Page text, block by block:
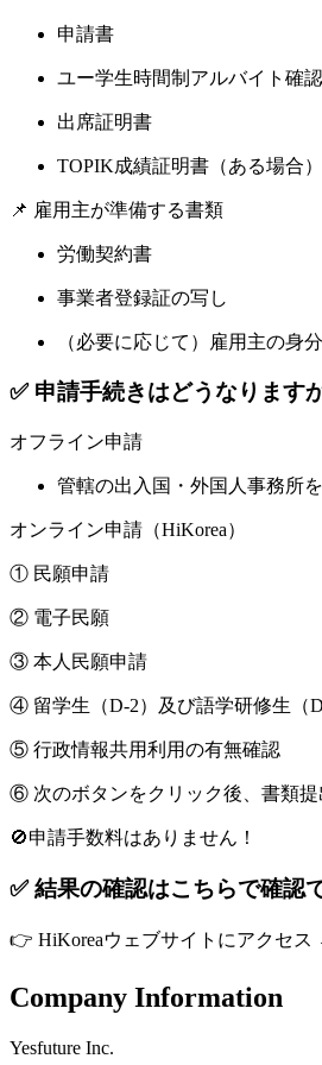
申請書
ユー学生時間制アルバイト確
出席証明書
TOPIK成績証明書（ある場合）
📌 雇用主が準備する書類
労働契約書
事業者登録証の写し
（必要に応じて）雇用主の身
✅ 申請手続きはどうなります
オフライン申請
管轄の出入国・外国人事務所
オンライン申請（HiKorea）
① 民願申請
② 電子民願
③ 本人民願申請
④ 留学生（D-2）及び語学研修生（
⑤ 行政情報共用利用の有無確認
⑥ 次のボタンをクリック後、書類提
🚫申請手数料はありません！
✅ 結果の確認はこちらで確認
👉 HiKoreaウェブサイトにアクセ
Company Information
Yesfuture Inc.